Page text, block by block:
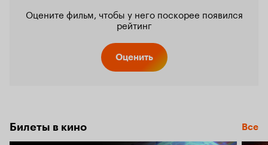
Оцените фильм, чтобы у него поскорее появился
рейтинг
Оценить
Билеты в кино Все